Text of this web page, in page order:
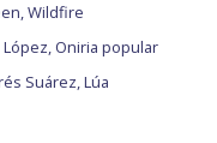
Wildfire
López, Oniria popular
Suárez, Lúa